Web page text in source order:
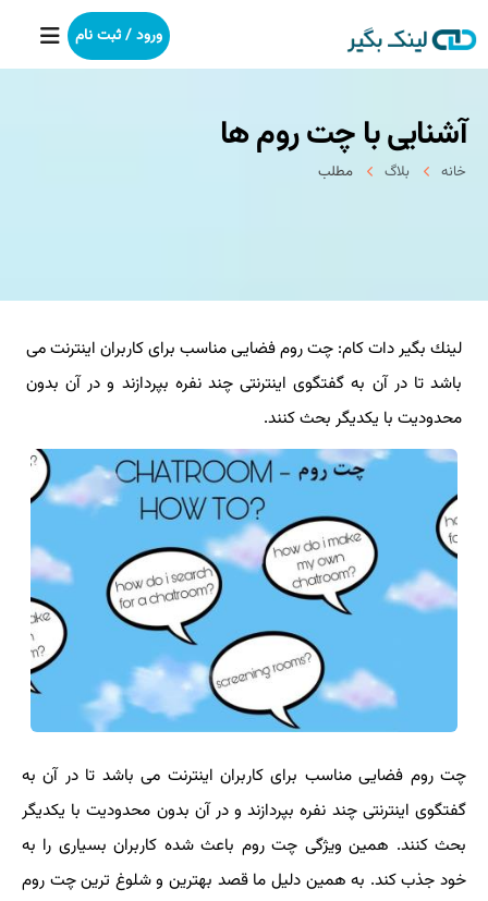
خانه
بکلینک
خدمات ما
درباره ما
آموزش
ورود / ثبت نام
آشنایی با چت روم ها
خانه بلاگ مطلب
لینك بگیر دات كام: چت روم فضایی مناسب برای كاربران اینترنت می
باشد تا در آن به گفتگوی اینترنتی چند نفره بپردازند و در آن بدون
محدودیت با یكدیگر بحث كنند.
چت روم فضایی مناسب برای کاربران اینترنت می باشد تا در آن به
گفتگوی اینترنتی چند نفره بپردازند و در آن بدون محدودیت با یکدیگر
بحث کنند. همین ویژگی چت روم باعث شده کاربران بسیاری را به
خود جذب کند. به همین دلیل ما قصد بهترین و شلوغ ترین چت روم